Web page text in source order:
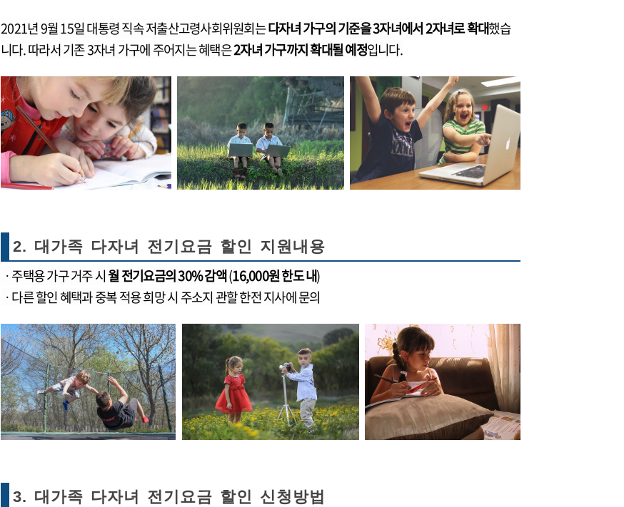
2021년 9월 15일 대통령 직속 저출산고령사회위원회는다자녀 가구의 기준을 3자녀에서 2자녀로 확대했습
니다. 따라서 기존 3자녀 가구에 주어지는 혜택은2자녀 가구까지 확대될 예정입니다.
2. 대가족 다자녀 전기요금 할인 지원내용
ㆍ주택용 가구 거주 시월 전기요금의 30% 감액(16,000원 한도 내)
ㆍ다른 할인 혜택과 중복 적용 희망 시 주소지 관할 한전 지사에 문의
3. 대가족 다자녀 전기요금 할인 신청방법